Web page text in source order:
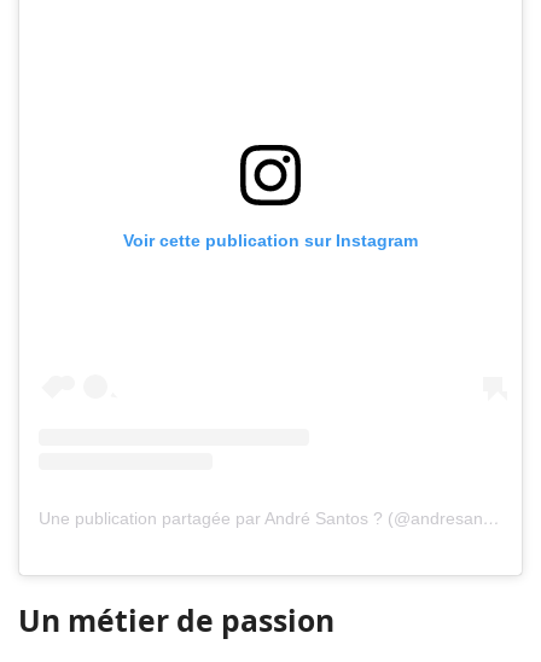
Voir cette publication sur Instagram
Une publication partagée par André Santos ? (@andresantosvet)
Un métier de passion